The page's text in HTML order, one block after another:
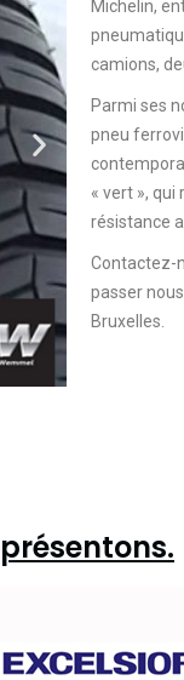
Michelin,
camions,
Parmi ses
pneu
« vert »,
résistance
Contactez-
passer
Bruxelles.